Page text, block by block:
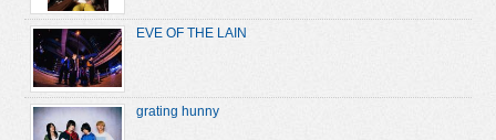
EVE OF THE LAIN
grating hunny